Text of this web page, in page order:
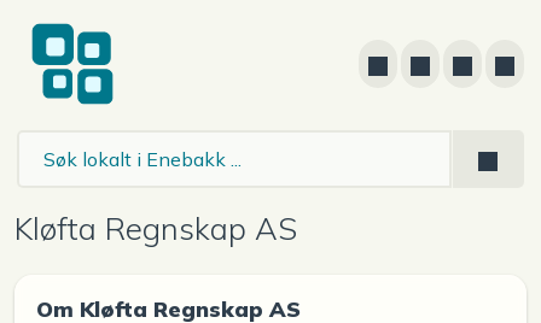
Kløfta Regnskap AS
Om Kløfta Regnskap AS